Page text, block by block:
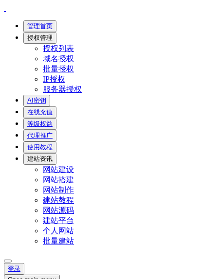
管理首页
授权管理
授权列表
域名授权
批量授权
IP授权
服务器授权
AI密钥
在线充值
等级权益
代理推广
使用教程
建站资讯
网站建设
网站搭建
网站制作
建站教程
网站源码
建站平台
个人网站
批量建站
登录